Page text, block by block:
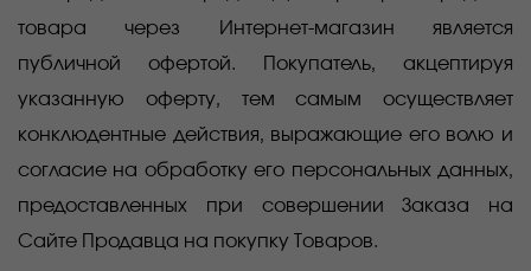
товара через Интернет-магазин является
публичной офертой. Покупатель, акцептируя
указанную оферту, тем самым осуществляет
конклюдентные действия, выражающие его волю и
согласие на обработку его персональных данных,
предоставленных при совершении Заказа на
Сайте Продавца на покупку Товаров.